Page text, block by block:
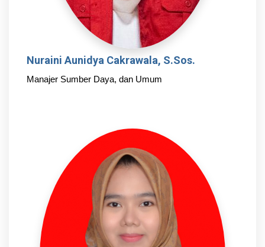
Nuraini Aunidya Cakrawala, S.Sos.
Manajer Sumber Daya, dan Umum